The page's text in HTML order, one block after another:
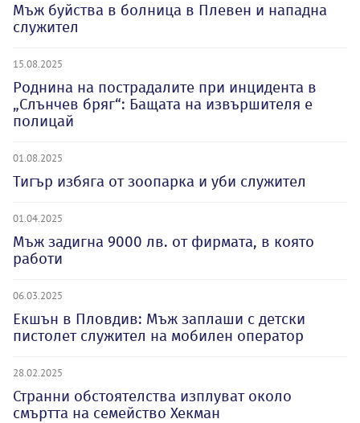
Мъж буйства в болница в Плевен и нападна
служител
15.08.2025
Роднина на пострадалите при инцидента в
„Слънчев бряг“: Бащата на извършителя е
полицай
01.08.2025
Тигър избяга от зоопарка и уби служител
01.04.2025
Мъж задигна 9000 лв. от фирмата, в която
работи
06.03.2025
Екшън в Пловдив: Мъж заплаши с детски
пистолет служител на мобилен оператор
28.02.2025
Странни обстоятелства изплуват около
смъртта на семейство Хекман